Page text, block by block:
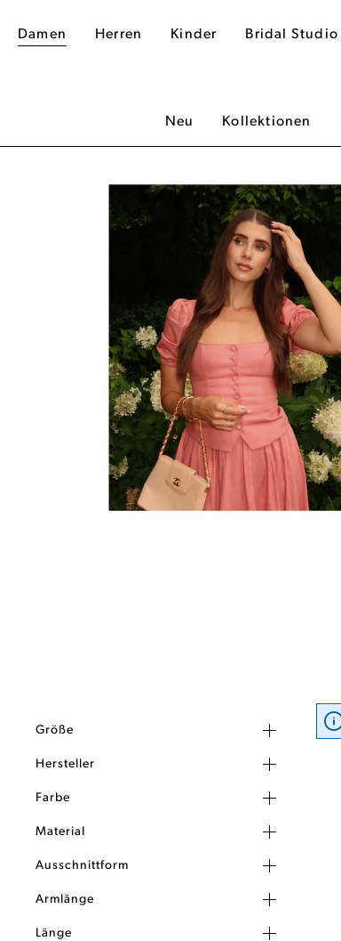
Damen Herren Kinder Bridal Studio
Neu Kollektionen
Größe
Hersteller
Farbe
Material
Ausschnittform
Armlänge
Länge